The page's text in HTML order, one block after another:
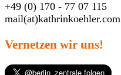
+49 (0) 170 - 77 07 115
mail(at)kathrinkoehler.com
Vernetzen wir uns!